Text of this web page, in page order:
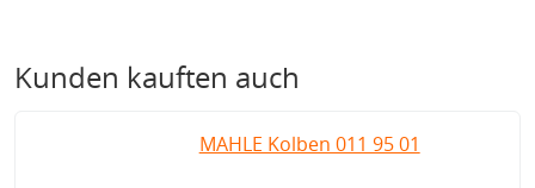
Kunden kauften auch
MAHLE Kolben 011 95 01